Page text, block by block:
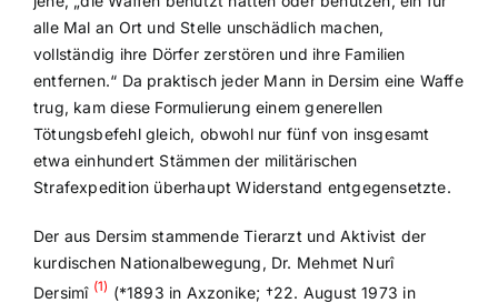
alle Mal an Ort und Stelle unschädlich machen,
vollständig ihre Dörfer zerstören und ihre Familien
entfernen.“ Da praktisch jeder Mann in Dersim eine Waffe
trug, kam diese Formulierung einem generellen
Tötungsbefehl gleich, obwohl nur fünf von insgesamt
etwa einhundert Stämmen der militärischen
Strafexpedition überhaupt Widerstand entgegensetzte.
Der aus Dersim stammende Tierarzt und Aktivist der
kurdischen Nationalbewegung, Dr. Mehmet Nurî
Dersimî (1) (*1893 in Axzonike; †22. August 1973 in